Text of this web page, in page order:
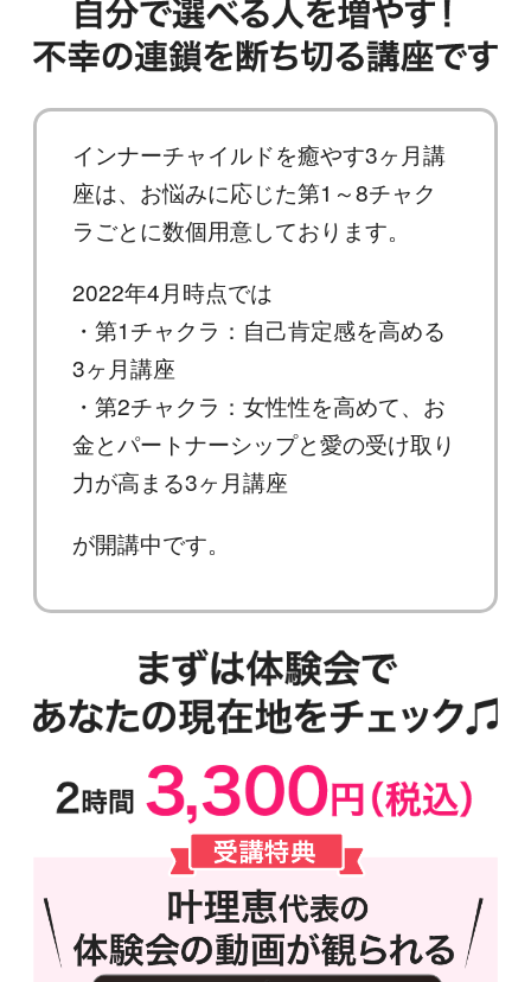
インナーチャイルドを癒やす3ヶ月講
座は、お悩みに応じた第1～8チャク
ラごとに数個用意しております。
2022年4月時点では
・第1チャクラ：自己肯定感を高める
3ヶ月講座
・第2チャクラ：女性性を高めて、お
金とパートナーシップと愛の受け取り
力が高まる3ヶ月講座
が開講中です。